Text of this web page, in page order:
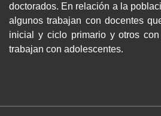
doctorados. En relación a la
algunos trabajan con docentes
inicial y ciclo primario y otros
trabajan con adolescentes.